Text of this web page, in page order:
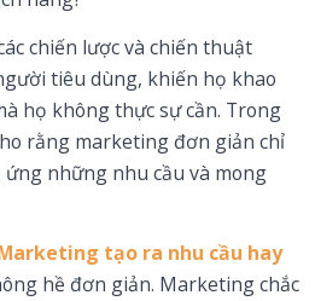
chiến lược và chiến thuật
tiêu dùng, khiến họ khao
họ không thực sự cần. Trong
rằng marketing đơn giản chỉ
những nhu cầu và mong
tạo ra nhu cầu hay
hề đơn giản. Marketing chắc